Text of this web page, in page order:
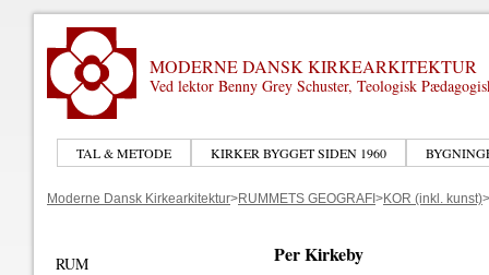
MODERNE DANSK KIRKEARKITEKTUR
Ved lektor Benny Grey Schuster, Teologisk
TAL & METODE KIRKER BYGGET SIDEN 1960
Moderne Dansk Kirkearkitektur>RUMMETS GEOGRAFI >KOR (inkl. kunst)>
RUM Per Kirkeby